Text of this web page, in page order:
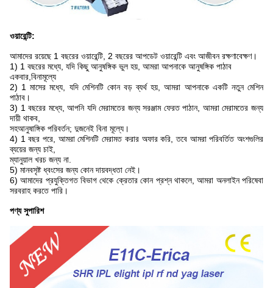
ওয়ারেন্টি:
আমাদের রয়েছে 1 বছরের ওয়ারেন্টি, 2 বছরের আপডেট ওয়ারেন্টি এবং আজীবন রক্ষণাবেক্ষণ।
1) 1 বছরের মধ্যে, যদি কিছু আনুষঙ্গিক ভুল হয়, আমরা আপনাকে আনুষঙ্গিক পাঠাব
একবার, বিনামূল্যে
2) 1 মাসের মধ্যে, যদি মেশিনটি কোন বড় ব্যর্থ হয়, আমরা আপনাকে একটি নতুন মেশিন
পাঠাব।
3) 1 বছরের মধ্যে, আপনি যদি মেরামতের জন্য সরঞ্জাম ফেরত পাঠান, আমরা মেরামতের জন্য
দায়ী থাকব,
সহআনুষাঙ্গিক পরিবর্তন; দুজনেই বিনা মূল্যে।
4) 1 বছর পরে, আমরা মেশিনটি মেরামত করার অফার করি, তবে আমরা পরিবর্তিত অংশগুলির
ব্যয়ের জন্য চাই,
ম্যানুয়াল খরচ জন্য না.
5) মানবসৃষ্ট ধ্বংসের জন্য কোন দায়বদ্ধতা নেই।
6) আমাদের প্রযুক্তিগত বিভাগ থেকে ক্রেতার কোন প্রশ্ন থাকলে, আমরা অনলাইন পরিষেবা
সরবরাহ করতে পারি।
পণ্য সুপারিশ